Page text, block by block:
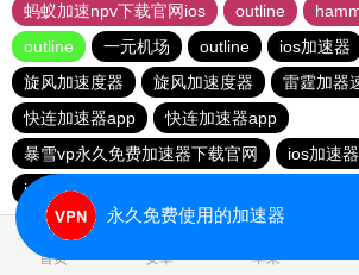
蚂蚁加速npv下载官网ios
outline
outline
一元机场 outline ios加速器
旋风加速度器
旋风加速度器 雷霆加器
快连加速器app
快连加速器app
暴雪vp永久免费加速器下载官网
ios加速器
ios加速器
首页 安卓 苹果
永久免费使用的加速器